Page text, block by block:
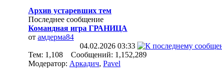
Архив устаревших тем
Последнее сообщение
Командная игра ГРАНИЦА
от амдерма84
04.02.2026 03:33
Тем: 1,108 Сообщений: 1,152,289
Модератор: Аркадич, Pavel